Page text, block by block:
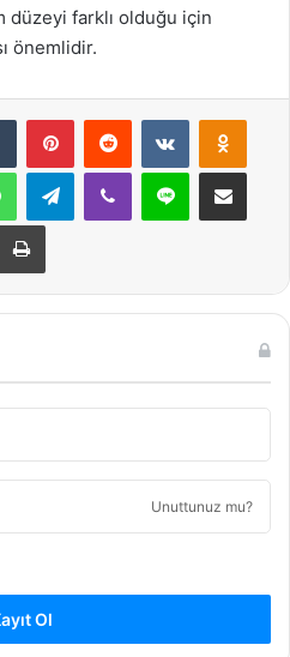
düzeyi farklı olduğu için
önemlidir.
Tumblr PinterestReddit VKontakte
WhatsAppTelegramViber Line E-Posta ile
Yazdır
Unuttunuz mu?
Ol